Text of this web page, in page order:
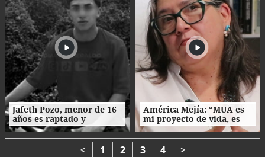
Jafeth Pozo, menor de 16
años es raptado y
asesinado tras cita en
Tegucigalpa
América Mejía: “MUA es
mi proyecto de vida, es
parte de mi esencia”
< 1 2 3 4 >